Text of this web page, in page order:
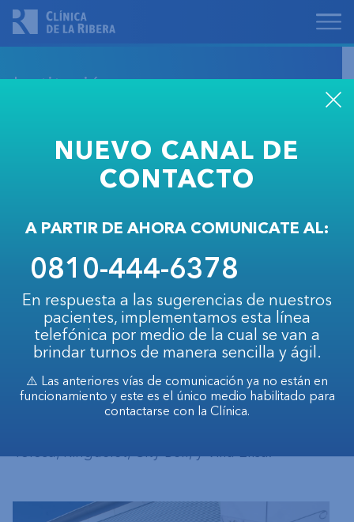
Institución
En estos últimos años la Clínica de la Ribera
inició un amplio e intenso proceso de
una institución de primera línea en atención de
medicina prepaga como el de las obras
sociales.
En esta nueva etapa, intensificando este
compomiso, se proyecta como una excelente
respuesta en servicios de atención de la salud
para los residentes de la ciudad de Ensenada
y, por su ubicación geográfica, también de las
Tolosa, Ringuelet, City Bell, y Villa Elisa.
NUEVO CANAL DE
CONTACTO
A PARTIR DE AHORA COMUNICATE AL:
0810-444-6378
En respuesta a las sugerencias de nuestros
pacientes, implementamos esta línea
telefónica por medio de la cual se van a
brindar turnos de manera sencilla y ágil.
⚠️ Las anteriores vías de comunicación ya no están en
funcionamiento y este es el único medio habilitado para
contactarse con la Clínica.